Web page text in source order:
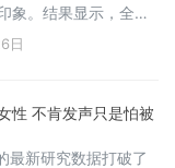
象。结果显示，全球
的美国游戏玩家年龄
日
性 不肯发声只是怕被
最新研究数据打破了